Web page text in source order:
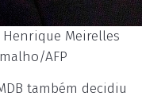
Meirelles
AFP
também decidiu